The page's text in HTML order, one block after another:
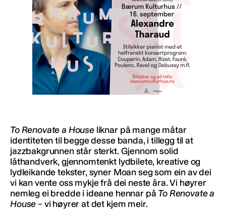
To Renovate a Houseliknar på mange måtar
identiteten til begge desse banda, i tillegg til at
jazzbakgrunnen står sterkt. Gjennom solid
låthandverk, gjennomtenkt lydbilete, kreative og
lydleikande tekster, syner Moan seg som ein av dei
vi kan vente oss mykje frå dei neste åra. Vi høyrer
nemleg ei bredde i ideane hennar på To Renovate a
House– vi høyrer at det kjem meir.